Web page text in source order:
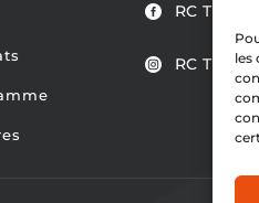
les
 RC Tubize
 RC Tubize